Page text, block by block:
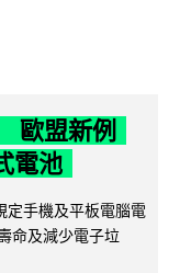
歐盟新例
電池
定手機及平板電腦電
命及減少電子垃